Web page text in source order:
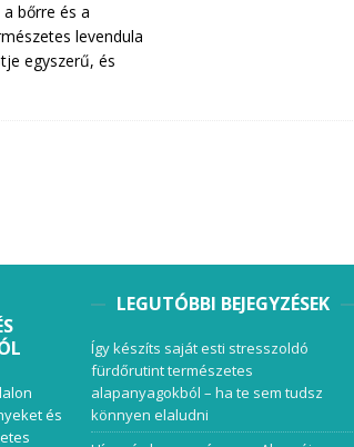
bőrre és a
levendula
egyszerű, és
és
LEGUTÓBBI BEJEGYZÉSEK
Így készíts saját esti stresszoldó
fürdőrutint természetes
alapanyagokból – ha te sem tudsz
könnyen elaludni